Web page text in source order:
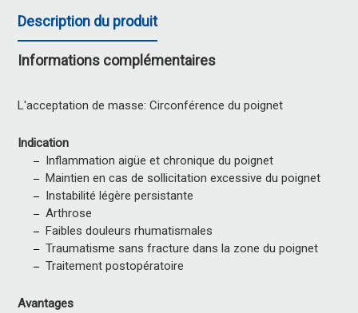
Description du produit
Informations complémentaires
L'acceptation de masse: Circonférence du poignet
Indication
Inflammation aigüe et chronique du poignet
Maintien en cas de sollicitation excessive du poignet
Instabilité légère persistante
Arthrose
Faibles douleurs rhumatismales
Traumatisme sans fracture dans la zone du poignet
Traitement postopératoire
Avantages